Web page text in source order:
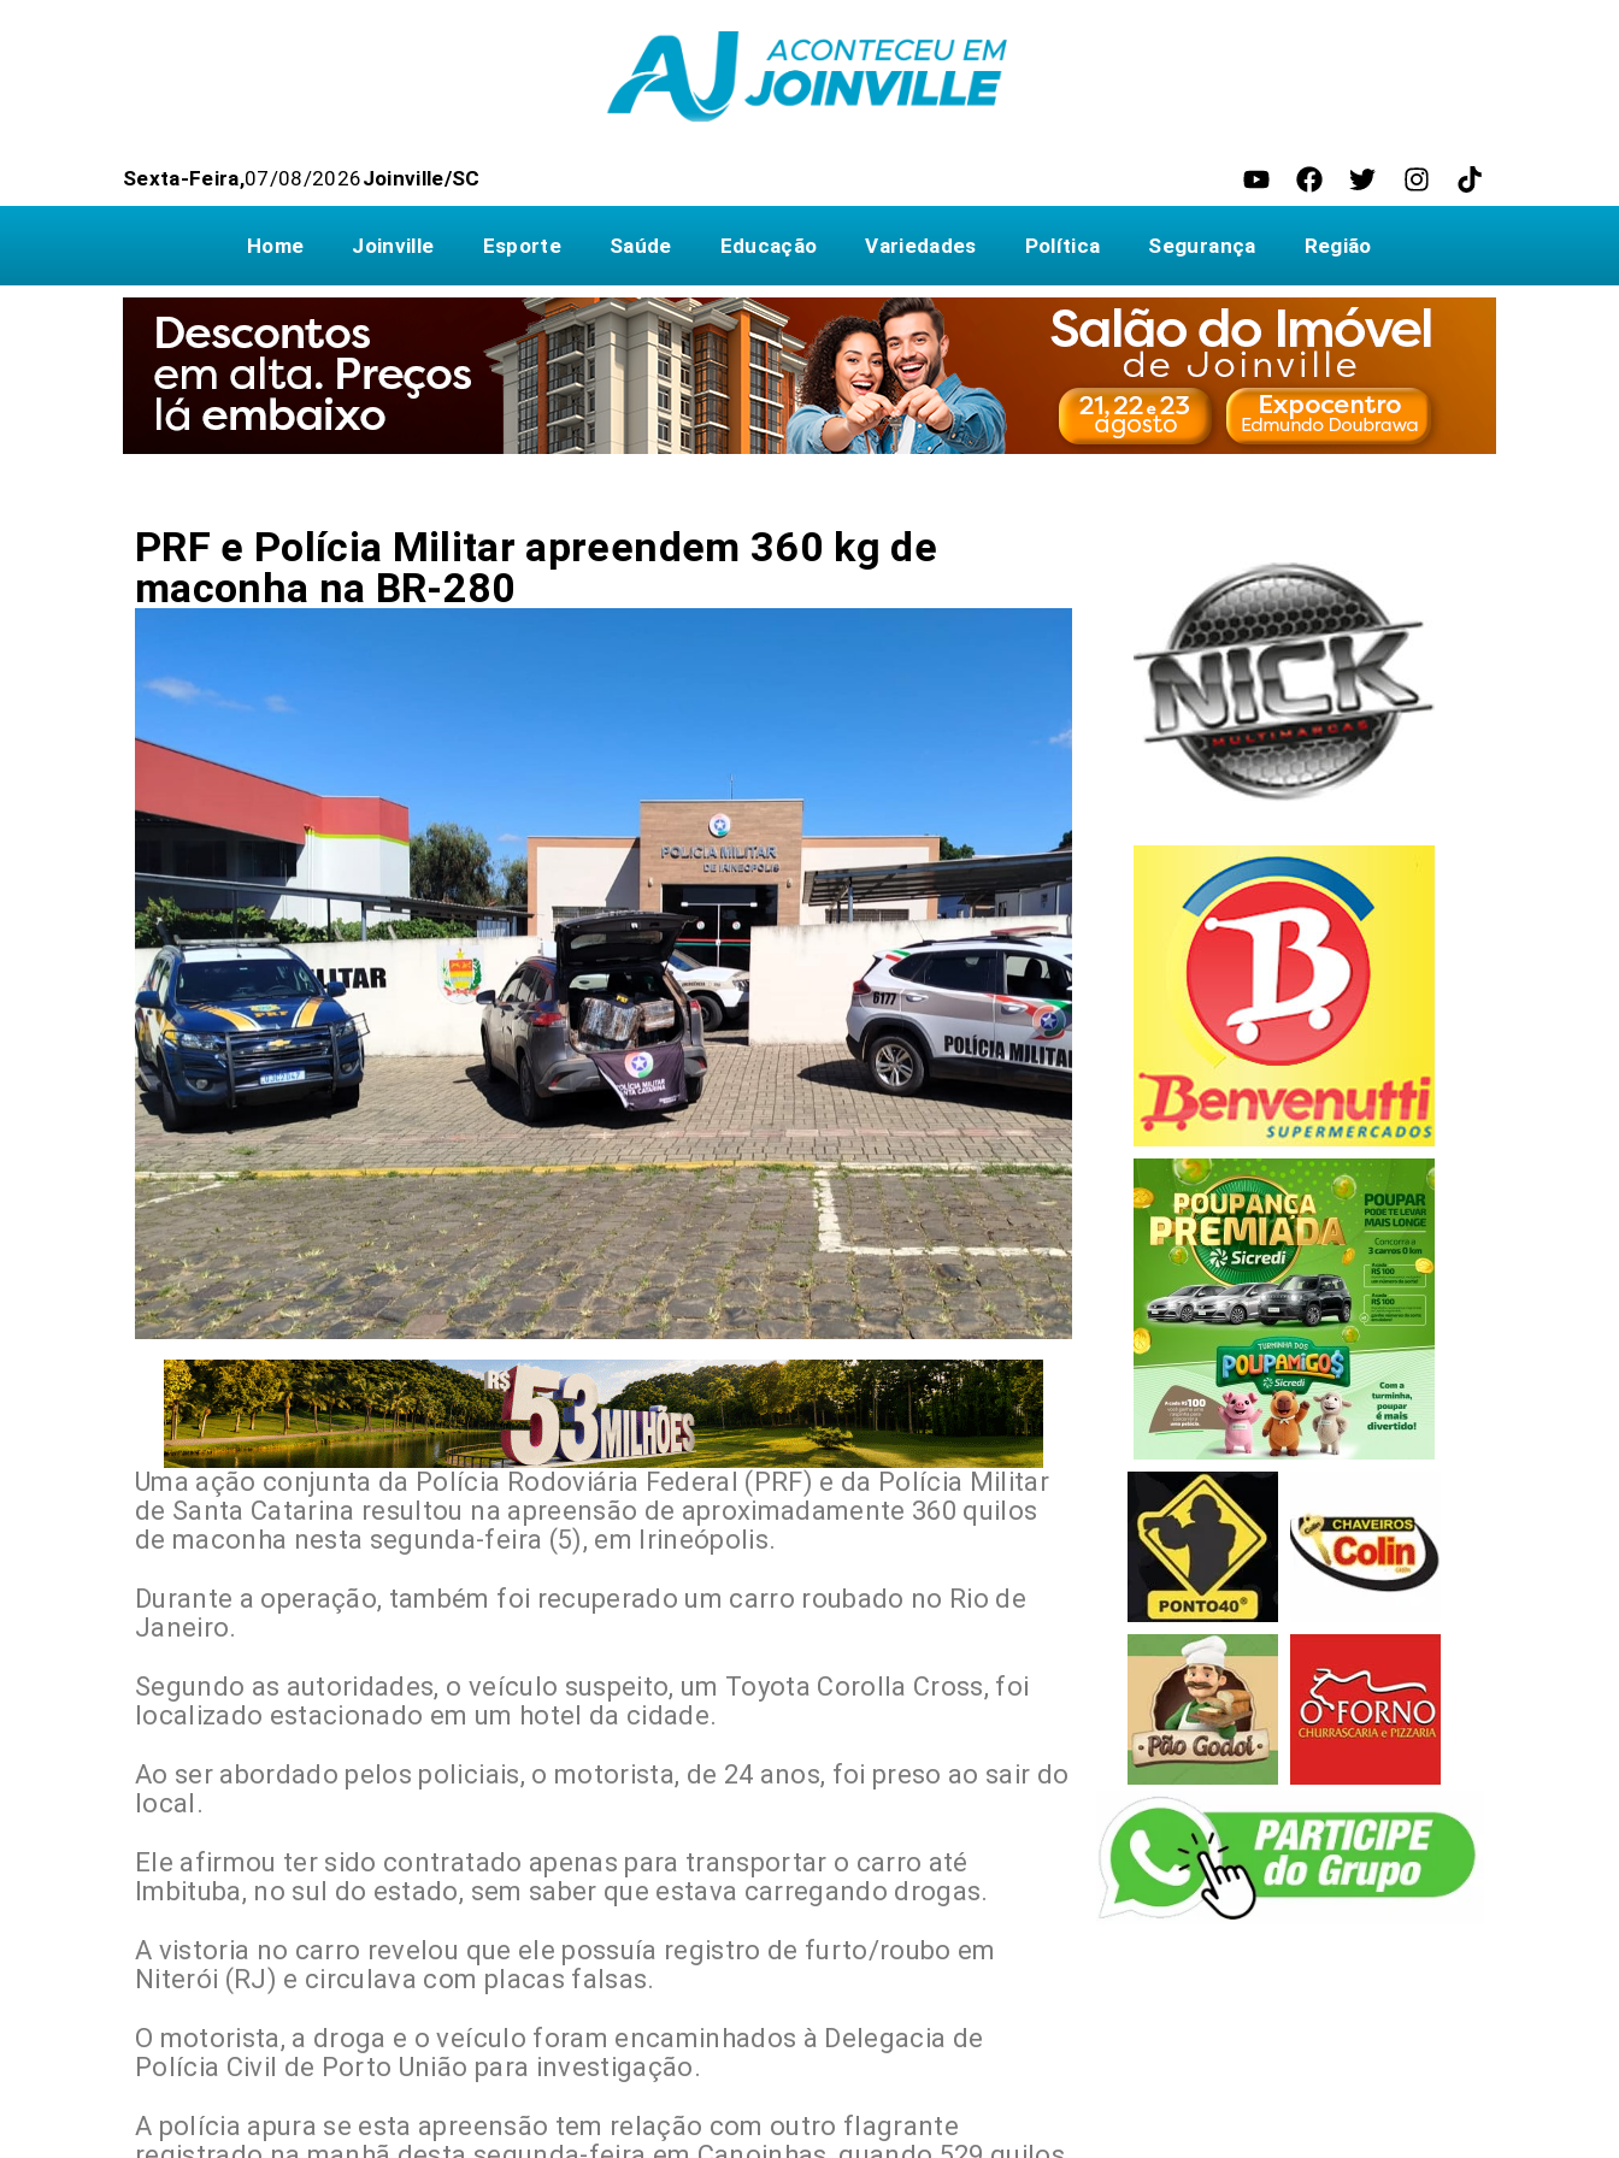
Sexta-Feira,07/08/2026Joinville/SC
Home Joinville Esporte Saúde Educação Variedades Política Segurança Região
PRF e Polícia Militar apreendem 360 kg de
maconha na BR-280
Uma ação conjunta da Polícia Rodoviária Federal (PRF) e da Polícia Militar
de Santa Catarina resultou na apreensão de aproximadamente 360 quilos
de maconha nesta segunda-feira (5), em Irineópolis.
Durante a operação, também foi recuperado um carro roubado no Rio de
Janeiro.
Segundo as autoridades, o veículo suspeito, um Toyota Corolla Cross, foi
localizado estacionado em um hotel da cidade.
Ao ser abordado pelos policiais, o motorista, de 24 anos, foi preso ao sair do
local.
Ele afirmou ter sido contratado apenas para transportar o carro até
Imbituba, no sul do estado, sem saber que estava carregando drogas.
A vistoria no carro revelou que ele possuía registro de furto/roubo em
Niterói (RJ) e circulava com placas falsas.
O motorista, a droga e o veículo foram encaminhados à Delegacia de
Polícia Civil de Porto União para investigação.
A polícia apura se esta apreensão tem relação com outro flagrante